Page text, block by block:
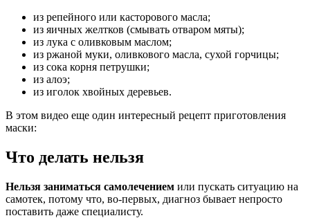
из репейного или касторового масла;
из яичных желтков (смывать отваром мяты);
из лука с оливковым маслом;
из ржаной муки, оливкового масла, сухой горчицы;
из сока корня петрушки;
из алоэ;
из иголок хвойных деревьев.
В этом видео еще один интересный рецепт приготовления
маски:
Что делать нельзя
Нельзя заниматься самолечением или пускать ситуацию на
самотек, потому что, во-первых, диагноз бывает непросто
поставить даже специалисту.